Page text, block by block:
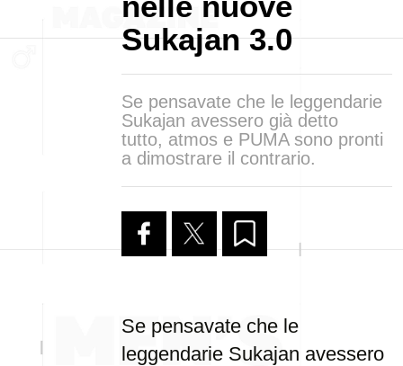
Sukajan 3.0
Se pensavate che le leggendarie
Sukajan avessero già detto
tutto, atmos e PUMA sono pronti
a dimostrare il contrario.
Se pensavate che le
leggendarie Sukajan avessero